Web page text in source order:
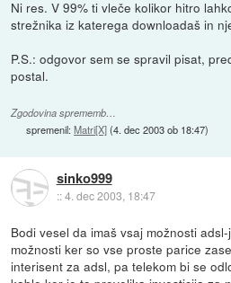
Ni res. V 99% ti vleče kolikor hitro
strežnika iz katerega downloadaš in
P.S.: odgovor sem se spravil pisat,
postal.
Zgodovina sprememb…
spremenil:Matri[X](4. dec 2003 ob 18:47)
sinko999
::4. dec 2003, 18:47
Bodi vesel da imaš vsaj možnosti
možnosti ker so vse proste parice
interisent za adsl, pa telekom bi se